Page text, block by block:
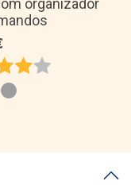
organizador